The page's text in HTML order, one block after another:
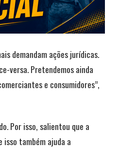
demandam ações jurídicas.
versa. Pretendemos ainda
e consumidores”,
Por isso, salientou que a
isso também ajuda a